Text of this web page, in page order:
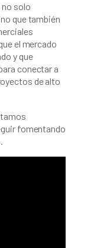
solo
que también
el mercado
y que
conectar a
de alto
fomentando